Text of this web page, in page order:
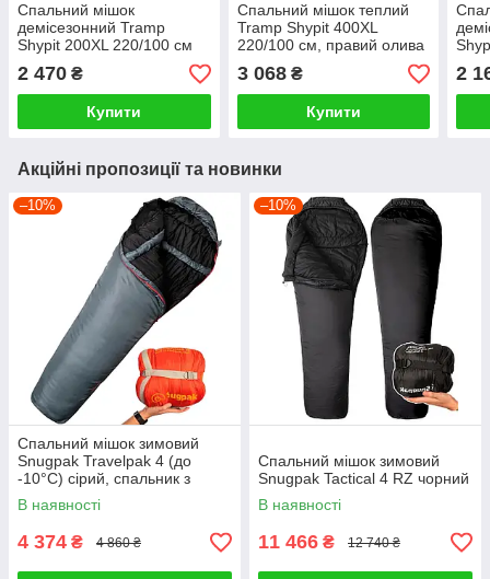
Спальний мішок
демісезонний Tramp
Shypit 200XL 220/100 см
лівий, олива
2 470 ₴
Купити
Спальний мішок теплий
Tramp Shypit 400XL
220/100 см, правий олива
3 068₴
Купити
2
Акційні пропозиції та новинки
–10%
Спальний мішок зимовий
Snugpak Travelpak 4 (до
-10°С) сірий, спальник з
москітною сіткою
В наявності
4 374 ₴ 4 860 ₴
–10%
Спальний мішок зимовий
Snugpak Tactical 4 RZ чорний
В наявності
11 466 ₴ 12 740 ₴